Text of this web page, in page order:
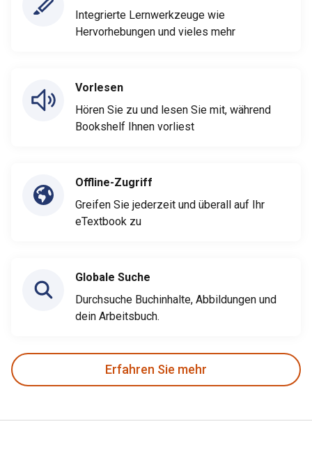
Integrierte Lernwerkzeuge wie
Hervorhebungen und vieles mehr
Vorlesen
Hören Sie zu und lesen Sie mit, während
Bookshelf Ihnen vorliest
Offline-Zugriff
Greifen Sie jederzeit und überall auf Ihr
eTextbook zu
Globale Suche
Durchsuche Buchinhalte, Abbildungen und
dein Arbeitsbuch.
Erfahren Sie mehr